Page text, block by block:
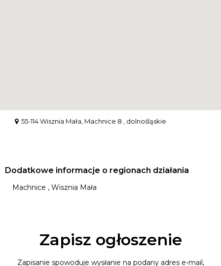
55-114 Wisznia Mała, Machnice 8 , dolnośląskie
Dodatkowe informacje o regionach działania
Machnice , Wisznia Mała
Zapisz ogłoszenie
Zapisanie spowoduje wysłanie na podany adres e-mail,